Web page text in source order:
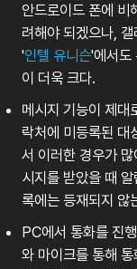
안드로이드 폰에 비
려해야 되겠으나, 갤
'인텔 유니슨'에서도
이 더욱 크다.
메시지 기능이 제대
락처에 미등록된 대
서 이러한 경우가 많
시지를 받았을 때
록에는 등재되지 않
PC에서 통화를 진
와 마이크를 통해